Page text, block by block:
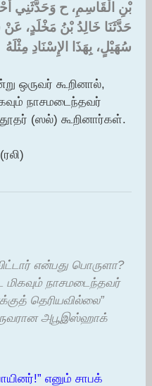
بْنِ الْقَاسِمِ، ح وَحَدَّثَنِي
حَدَّثَنَا خَالِدُ بْنُ مَخْلَدٍ،
سُهَيْلٍ، بِهَذَا الإِسْنَادِ مِثْلَهُ ‏
ஒருவர் கூறினால்,
நாசமடைந்தவர்
(ஸல்) கூறினார்கள்.
என்பது பொருளா?
நாசமடைந்தவர்
தெரியவில்லை”
அபூஇஸ்ஹாக்
எனும் சாபக்